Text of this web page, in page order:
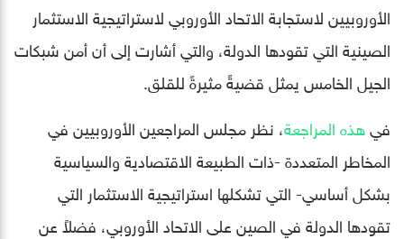
الأوروبيين لاستجابة الاتحاد الأوروبي لاستراتيجية الاستثمار
الصينية التي تقودها الدولة، والتي أشارت إلى أن أمن شبكات
الجيل الخامس يمثل قضيةً مثيرةً للقلق.
فيهذه المراجعة، نظر مجلس المراجعين الأوروبيين في
المخاطر المتعددة -ذات الطبيعة الاقتصادية والسياسية
بشكل أساسي- التي تشكلها استراتيجية الاستثمار التي
تقودها الدولة في الصين على الاتحاد الأوروبي، فضلاً عن